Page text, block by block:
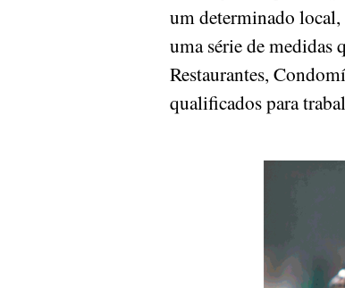
um determinado
uma série de medidas
Restaurantes,
qualificados para